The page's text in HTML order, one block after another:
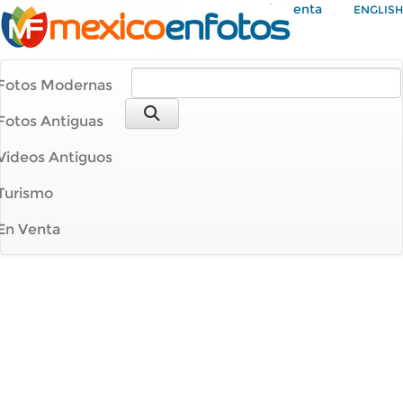
Mi Cuenta ENGLISH
Modernas
Antiguas
Antiguos
Venta